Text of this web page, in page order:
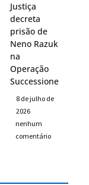
Justiça
decreta
prisão de
Neno Razuk
na
Operação
Successione
8 de julho de
2026
nenhum
comentário